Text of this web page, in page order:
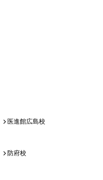
医進館広島校
防府校